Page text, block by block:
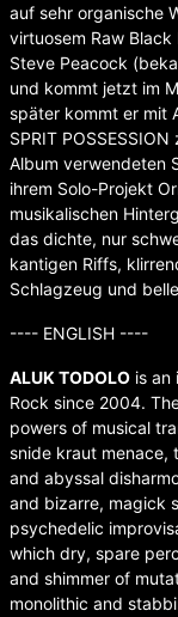
auf sehr organische
virtuosem Raw
Steve Peacock
und kommt jetzt im
später kommt er mit
SPRIT
Album verwendeten
ihrem Solo-Projekt
musikalischen
das dichte, nur
kantigen Riffs,
Schlagzeug und
---- ENGLISH ----
ALUK TODOLO is an
Rock since 2004.
powers of musical
snide kraut menace,
and abyssal
and bizarre, magick
psychedelic
which dry, spare
and shimmer of
monolithic and